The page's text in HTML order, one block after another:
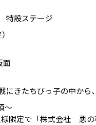
特設ステージ
面
にきたちびっ子の中か
～
定で「株式会社 悪の